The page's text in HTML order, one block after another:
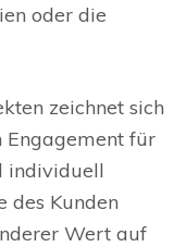
oder die
zeichnet sich
Engagement für
individuell
des Kunden
Wert auf